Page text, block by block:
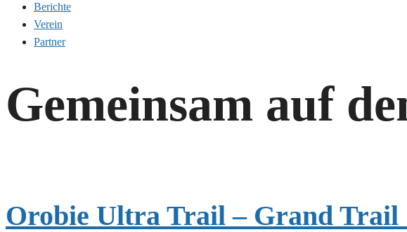
Berichte
Verein
Partner
Gemeinsam auf
Orobie Ultra Trail – Grand Trail